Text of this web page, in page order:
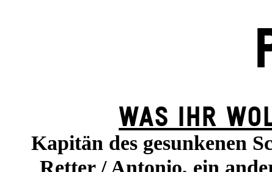
WAS IHR
Kapitän des gesunkenen
Retter / Antonio, ein